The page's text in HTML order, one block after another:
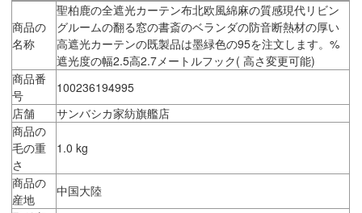
商品の
名称
聖柏鹿の全遮光カーテン布北欧風綿麻の質感現代リビン
グルームの翻る窓の書斎のベランダの防音断熱材の厚い
高遮光カーテンの既製品は墨緑色の95を注文します。%
遮光度の幅2.5高2.7メートルフック( 高さ変更可能)
商品番
号
100236194995
店舗
サンバシカ家紡旗艦店
商品の
毛の重
さ
1.0 kg
商品の
産地
中国大陸